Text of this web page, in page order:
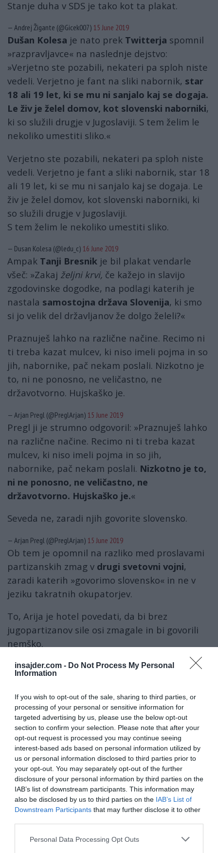
insajder.com - Do Not Process My Personal
Information
If you wish to opt-out of the sale, sharing to third parties, or
processing of your personal or sensitive information for
targeted advertising by us, please use the below opt-out
section to confirm your selection. Please note that after your
opt-out request is processed you may continue seeing
interest-based ads based on personal information utilized by
us or personal information disclosed to third parties prior to
your opt-out. You may separately opt-out of the further
disclosure of your personal information by third parties on the
IAB’s list of downstream participants. This information may
also be disclosed by us to third parties on the IAB’s List of
Downstream Participants that may further disclose it to other
Personal Data Processing Opt Outs
Stanje duha v SDS je tako kot ta plakat.
— Andrej Žigante (@Gicek007) 15 June 2019
Dušan Kolesa je nato prek Twitterja spomnil
»razpravljavce« na naslednje dejstvo:
»Verjetno ste pozabili, nekateri pa sploh niste
vedeli. Verjetno je fant na sliki nabornik, star
18 ali 19 let, ki se mu ni sanjalo kaj se dogaja.
Le živ je želel domov, kot slovenski naborniki,
ki so služili drugje v Jugoslaviji. S tem želim le
nekoliko umestiti sliko.«
Verjetno ste pozabili, nekateri pa sploh niste
vedeli. Verjetno je fant a sliki nabornik, star 18
ali 19 let, ki se mu ni sanjalo kaj se dogaja. Le
živ je želel domov, kot slovenski naborniki, ki
so služili drugje v Jugoslaviji.
S tem želim le nekoliko umestiti sliko.
— Dusan Kolesa (@ledu_c) 16 June 2019
Ampak Tanji Bresnik je bil plakat vendarle
všeč: »Zakaj željni krvi, če kažejo in slavijo
zgodovinske dogodke, na podlagi katerih je
nastala samostojna država Slovenija, ki smo
si jo velik del državljanov že dolgo želeli?«
Praznuješ lahko na različne načine. Recimo ni
ti treba kazat mulcev, ki niso imeli pojma in so
jih, nabornike, pač nekam poslali. Nizkotno je
to, ni ne ponosno, ne veličastno, ne
državotvorno. Hujskaško je.
— Arjan Pregl (@PreglArjan) 15 June 2019
Pregl ji je strumno odgovoril: »Praznuješ lahko
na različne načine. Recimo ni ti treba kazat
mulcev, ki niso imeli pojma in so jih,
nabornike, pač nekam poslali. Nizkotno je to,
ni ne ponosno, ne veličastno, ne
državotvorno. Hujskaško je.«
Seveda ne, zaradi njih govorite slovensko.
— Arjan Pregl (@PreglArjan) 15 June 2019
Ob tem je opomnil na razliko med proslavami
partizanskih zmag v drugi svetovni vojni,
zaradi katerih »govorimo slovensko« in ne v
jeziku takratnih okupatorjev.
To, Arija je hotel povedati, da bi brez
jugopartizanov sile osi zmagale in bi govorili
nemško.
— J. K. Dizma (@reform_si)15 June 2019
Mi je popopnoma vseeno, kaj je bila vaša
intimna opcija, prikazovanje komaj
polnoletnih nabornikov JLA z namenom
žaljenja, ni vredno resne države (ali stranke).
Je hujskaštvo.
— Arjan Pregl (@PreglArjan) 15 June 2019
Razpravo je poskusil skleniti uporabnik
socialnih omrežij z vzdevkom Frajgajst: »Človek
bi pričakoval plakat z likomedinega
osamosvojitelja Slovenije, skoraj narodnega
heroja, relativnega zmagovalca volitev.
Verjamem, da je Janezu
nerodno, če bi se